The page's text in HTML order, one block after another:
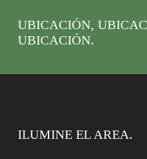
UBICACIÓN,
UBICACIÓN.
ILUMINE EL AREA.